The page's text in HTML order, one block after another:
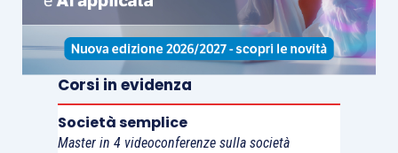
Corsi in evidenza
Società semplice
Master in 4 videoconferenze sulla società